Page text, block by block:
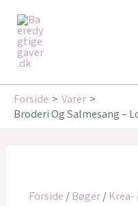
indholdet
Forside
Varer
Broderi Og Salmesang –
Forside/Bøger/